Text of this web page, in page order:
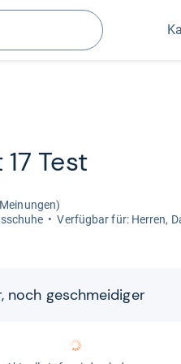
Suchen
Test
Ver­füg­bar für: Her­ren,
noch geschmei­di­ger